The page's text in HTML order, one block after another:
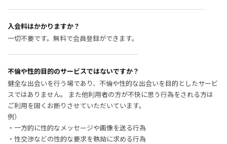
入会料はかかりますか？
一切不要です。無料で会員登録ができます。
不倫や性的目的のサービスではないですか？
健全な出会いを行う場であり、不倫や性的な出会いを目的としたサービ
スではありません。 また他利用者の方が不快に思う行為をされる方は
ご利用を固くお断りさせていただいています。
例）
・一方的に性的なメッセージや画像を送る行為
・性交渉などの性的な要求を執拗に求める行為